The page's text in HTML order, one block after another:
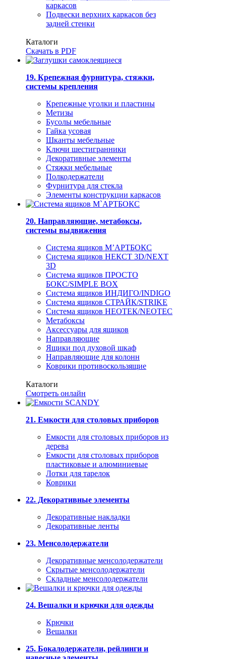
каркасов
Подвески верхних каркасов без
задней стенки
Каталоги
Скачать в PDF
19. Крепежная фурнитура, стяжки,
системы крепления
Крепежные уголки и пластины
Метизы
Бусолы мебельные
Гайка усовая
Шканты мебельные
Ключи шестигранники
Декоративные элементы
Стяжки мебельные
Полкодержатели
Фурнитура для стекла
Элементы конструкции каркасов
20. Направляющие, метабоксы,
системы выдвижения
Система ящиков М’АРТБОКС
Система ящиков НЕКСТ 3D/NEXT
3D
Система ящиков ПРОСТО
БОКС/SIMPLE BOX
Система ящиков ИНДИГО/INDIGO
Система ящиков СТРАЙК/STRIKE
Система ящиков НЕОТЕК/NEOTEC
Метабоксы
Аксессуары для ящиков
Направляющие
Ящики под духовой шкаф
Направляющие для колонн
Коврики противоскользящие
Каталоги
Смотреть онлайн
21. Емкости для столовых приборов
Емкости для столовых приборов из
дерева
Емкости для столовых приборов
пластиковые и алюминиевые
Лотки для тарелок
Коврики
22. Декоративные элементы
Декоративные накладки
Декоративные ленты
23. Менсолодержатели
Декоративные менсолодержатели
Скрытые менсолодержатели
Складные менсолодержатели
24. Вешалки и крючки для одежды
Крючки
Вешалки
25. Бокалодержатели, рейлинги и